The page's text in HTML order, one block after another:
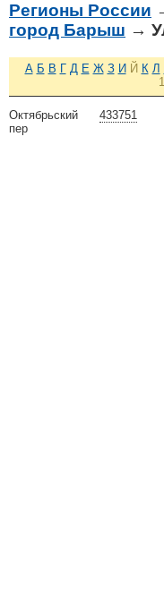
Регионы России
город Барыш →
А Б В Г Д Е Ж З И Й К Л
1
433751
Октябрьский
пер